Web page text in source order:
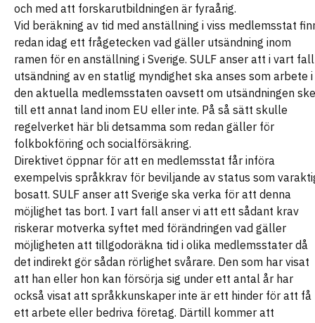
och med att forskarutbildningen är fyraårig.
Vid beräkning av tid med anställning i viss medlemsstat
redan idag ett frågetecken vad gäller utsändning inom
ramen för en anställning i Sverige. SULF anser att i vart fall
utsändning av en statlig myndighet ska anses som arbete i
den aktuella medlemsstaten oavsett om utsändningen
till ett annat land inom EU eller inte. På så sätt skulle
regelverket här bli detsamma som redan gäller för
folkbokföring och socialförsäkring.
Direktivet öppnar för att en medlemsstat får införa
exempelvis språkkrav för beviljande av status som
bosatt. SULF anser att Sverige ska verka för att denna
möjlighet tas bort. I vart fall anser vi att ett sådant krav
riskerar motverka syftet med förändringen vad gäller
möjligheten att tillgodoräkna tid i olika medlemsstater då
det indirekt gör sådan rörlighet svårare. Den som har visat
att han eller hon kan försörja sig under ett antal år har
också visat att språkkunskaper inte är ett hinder för att få
ett arbete eller bedriva företag. Därtill kommer att